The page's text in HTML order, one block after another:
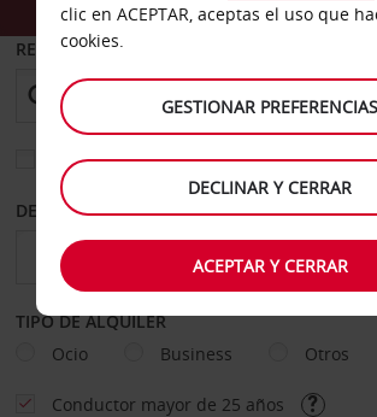
RECOGER EN
Elegir otra oficina de devolución
DESDE HASTA
TIPO DE ALQUILER
Ocio
Business Otros
Conductor mayor de 25 años
clic en ACEPTAR, aceptas el uso que
cookies.
GESTIONAR PREFERENCIAS
DECLINAR Y CERRAR
ACEPTAR Y CERRAR